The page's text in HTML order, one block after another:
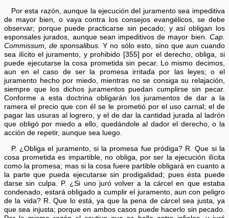
Por esta razón, aunque la ejecución del juramento sea impeditiva
de mayor bien, o vaya contra los consejos evangélicos, se debe
observar; porque puede practicarse sin pecado; y así obligan los
esponsales jurados, aunque sean impeditivos de mayor bien. Cap.
Commissum, de sponsalibus. Y no sólo esto, sino que aun cuando
sea ilícito el juramento, y prohibido [355] por el derecho, obliga, si
puede ejecutarse la cosa prometida sin pecar. Lo mismo decimos,
aun en el caso de ser la promesa irritada por las leyes; o el
juramento hecho por miedo, mientras no se consiga su relajación,
siempre que los dichos juramentos puedan cumplirse sin pecar.
Conforme a esta doctrina obligarán los juramentos de dar a la
ramera el precio que con él se le prometió por el uso carnal; el de
pagar las usuras al logrero, y el de dar la cantidad jurada al ladrón
que obligó por miedo a ello, quedándole al dador el derecho, o la
acción de repetir, aunque sea luego.
P. ¿Obliga el juramento, si la promesa fue pródiga? R. Que si la
cosa prometida es impartible, no obliga, por ser la ejecución ilícita
como la promesa; mas si la cosa fuere partible obligará en cuanto a
la parte que pueda ejecutarse sin prodigalidad; pues ésta puede
darse sin culpa. P. ¿Si uno juró volver a la cárcel en que estaba
condenado, estará obligado a cumplir el juramento, aun con peligro
de la vida? R. Que lo está, ya que la pena de cárcel sea justa, ya
que sea injusta; porque en ambos casos puede hacerlo sin pecado.